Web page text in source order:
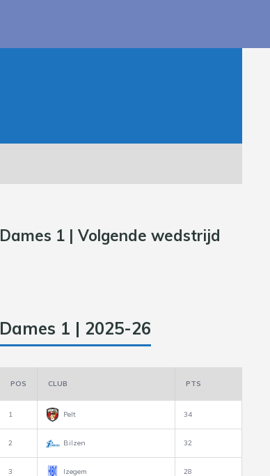
Dames 1 | Volgende wedstrijd
Dames 1 | 2025-26
POS CLUB PTS
1 Pelt 34
2 Bilzen 32
3 Izegem 28